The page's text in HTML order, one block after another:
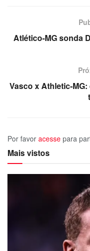
Atlético-MG sonda
Vasco x Athletic-
Por favor acesse para
Mais vistos